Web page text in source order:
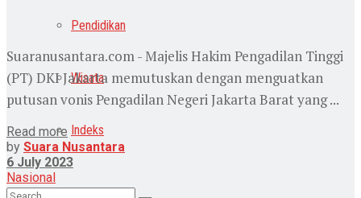
Pendidikan
Wisata
Indeks
Suaranusantara.com - Majelis Hakim Pengadilan Tinggi
(PT) DKI Jakarta memutuskan dengan menguatkan
putusan vonis Pengadilan Negeri Jakarta Barat yang ...
Read more
by Suara Nusantara
6 July 2023
Nasional